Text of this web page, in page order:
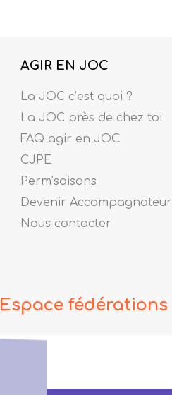
AGIR EN JOC
La JOC c’est quoi ?
La JOC près de chez toi
FAQ agir en JOC
CJPE
Perm’saisons
Devenir Accompagnateur
Nous contacter
Espace fédérations